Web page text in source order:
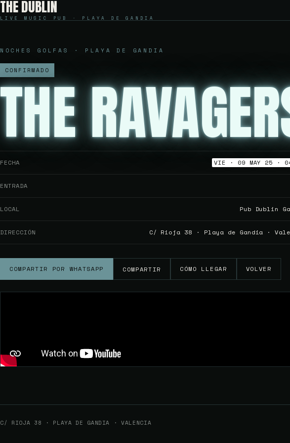
THE DUBLIN
LIVE MUSIC PUB · PLAYA DE GANDIA
NOCHES GOLFAS · PLAYA DE GANDIA
CONFIRMADO
THE
FECHA VIE · 09 MAY 25 ·
ENTRADA
LOCAL Pub Dublin
DIRECCIÓN C/ Rioja 38 · Playa de Gandia ·
COMPARTIR POR WHATSAPP COMPARTIR CÓMO LLEGAR VOLVER
C/ RIOJA 38 · PLAYA DE GANDIA · VALENCIA